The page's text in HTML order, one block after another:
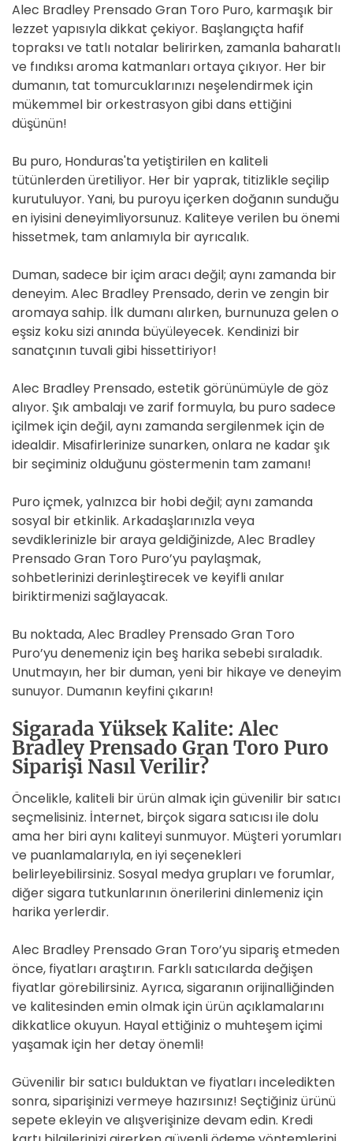
Alec Bradley Prensado Gran Toro Puro, karmaşık bir
lezzet yapısıyla dikkat çekiyor. Başlangıçta hafif
topraksı ve tatlı notalar belirirken, zamanla baharatlı
ve fındıksı aroma katmanları ortaya çıkıyor. Her bir
dumanın, tat tomurcuklarınızı neşelendirmek için
mükemmel bir orkestrasyon gibi dans ettiğini
düşünün!
Bu puro, Honduras'ta yetiştirilen en kaliteli
tütünlerden üretiliyor. Her bir yaprak, titizlikle seçilip
kurutuluyor. Yani, bu puroyu içerken doğanın sunduğu
en iyisini deneyimliyorsunuz. Kaliteye verilen bu önemi
hissetmek, tam anlamıyla bir ayrıcalık.
Duman, sadece bir içim aracı değil; aynı zamanda bir
deneyim. Alec Bradley Prensado, derin ve zengin bir
aromaya sahip. İlk dumanı alırken, burnunuza gelen o
eşsiz koku sizi anında büyüleyecek. Kendinizi bir
sanatçının tuvali gibi hissettiriyor!
Alec Bradley Prensado, estetik görünümüyle de göz
alıyor. Şık ambalajı ve zarif formuyla, bu puro sadece
içilmek için değil, aynı zamanda sergilenmek için de
idealdir. Misafirlerinize sunarken, onlara ne kadar şık
bir seçiminiz olduğunu göstermenin tam zamanı!
Puro içmek, yalnızca bir hobi değil; aynı zamanda
sosyal bir etkinlik. Arkadaşlarınızla veya
sevdiklerinizle bir araya geldiğinizde, Alec Bradley
Prensado Gran Toro Puro’yu paylaşmak,
sohbetlerinizi derinleştirecek ve keyifli anılar
biriktirmenizi sağlayacak.
Bu noktada, Alec Bradley Prensado Gran Toro
Puro’yu denemeniz için beş harika sebebi sıraladık.
Unutmayın, her bir duman, yeni bir hikaye ve deneyim
sunuyor. Dumanın keyfini çıkarın!
Sigarada Yüksek Kalite: Alec
Bradley Prensado Gran Toro Puro
Siparişi Nasıl Verilir?
Öncelikle, kaliteli bir ürün almak için güvenilir bir satıcı
seçmelisiniz. İnternet, birçok sigara satıcısı ile dolu
ama her biri aynı kaliteyi sunmuyor. Müşteri yorumları
ve puanlamalarıyla, en iyi seçenekleri
belirleyebilirsiniz. Sosyal medya grupları ve forumlar,
diğer sigara tutkunlarının önerilerini dinlemeniz için
harika yerlerdir.
Alec Bradley Prensado Gran Toro’yu sipariş etmeden
önce, fiyatları araştırın. Farklı satıcılarda değişen
fiyatlar görebilirsiniz. Ayrıca, sigaranın orijinalliğinden
ve kalitesinden emin olmak için ürün açıklamalarını
dikkatlice okuyun. Hayal ettiğiniz o muhteşem içimi
yaşamak için her detay önemli!
Güvenilir bir satıcı bulduktan ve fiyatları inceledikten
sonra, siparişinizi vermeye hazırsınız! Seçtiğiniz ürünü
sepete ekleyin ve alışverişinize devam edin. Kredi